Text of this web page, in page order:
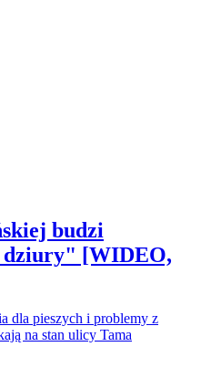
budzi
dziury" [WIDEO,
dla pieszych i problemy z
na stan ulicy Tama